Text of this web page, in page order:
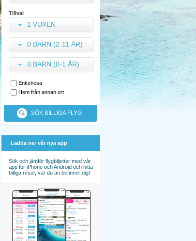
Tillval
1 VUXEN
0 BARN (2-11 ÅR)
0 BARN (0-1 ÅR)
Enkelresa
Hem från annan ort
SÖK BILLIGA FLYG
Ladda ner vår nya app
Sök och jämför flygbiljetter med vår
app för iPhone och Android och hitta
billiga resor, var du än befinner dig!